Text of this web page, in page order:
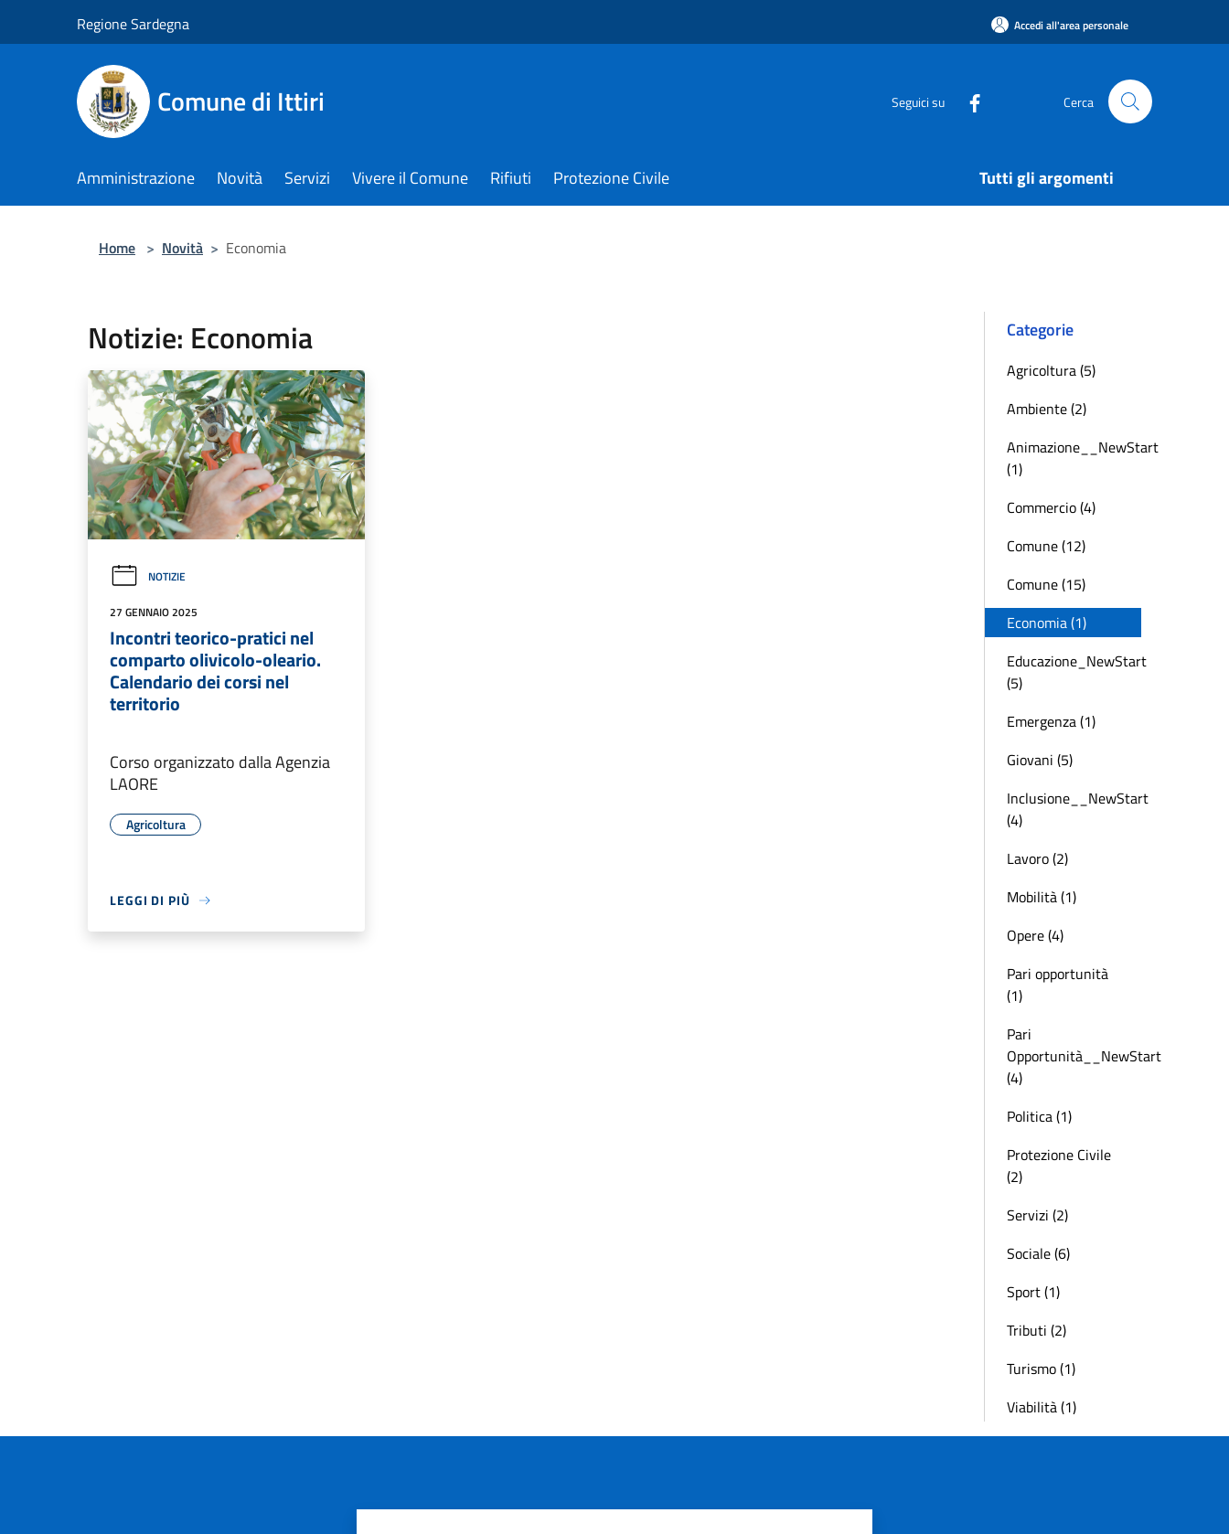
Regione Sardegna Accedi all'area personale
Comune di Ittiri Seguici su Cerca
Amministrazione Novità Servizi Vivere il Comune Rifiuti Protezione Civile Tutti gli argomenti
Home > Novità > Economia
Notizie: Economia
NOTIZIE
27 GENNAIO 2025
Incontri teorico-pratici nel
comparto olivicolo-oleario.
Calendario dei corsi nel
territorio
Corso organizzato dalla Agenzia
LAORE
Agricoltura
LEGGI DI PIÙ
Categorie
Agricoltura (5)
Ambiente (2)
Animazione__NewStart
(1)
Commercio (4)
Comune (12)
Comune (15)
Economia (1)
Educazione_NewStart
(5)
Emergenza (1)
Giovani (5)
Inclusione__NewStart
(4)
Lavoro (2)
Mobilità (1)
Opere (4)
Pari opportunità
(1)
Pari
Opportunità__NewStart
(4)
Politica (1)
Protezione Civile
(2)
Servizi (2)
Sociale (6)
Sport (1)
Tributi (2)
Turismo (1)
Viabilità (1)